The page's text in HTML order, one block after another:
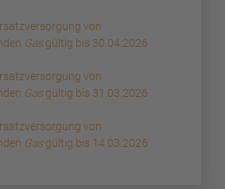
von
Gasgültig bis 30.04.2026
von
Gasgültig bis 31.03.2026
von
Gasgültig bis 14.03.2026